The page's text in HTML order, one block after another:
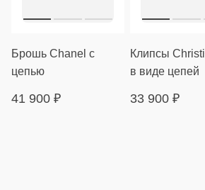
Брошь Chanel с
цепью
41 900 ₽
Клипсы
в виде цепей
33 900 ₽